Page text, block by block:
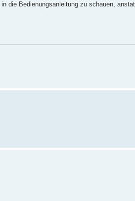
die Bedienungsanleitung zu schauen,